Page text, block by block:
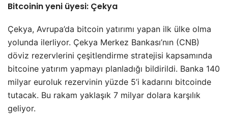
Bitcoinin yeni üyesi: Çekya
Çekya, Avrupa’da bitcoin yatırımı yapan ilk ülke olma
yolunda ilerliyor. Çekya Merkez Bankası’nın (CNB)
döviz rezervlerini çeşitlendirme stratejisi kapsamında
bitcoine yatırım yapmayı planladığı bildirildi. Banka 140
milyar euroluk rezervinin yüzde 5’i kadarını bitcoinde
tutacak. Bu rakam yaklaşık 7 milyar dolara karşılık
geliyor.